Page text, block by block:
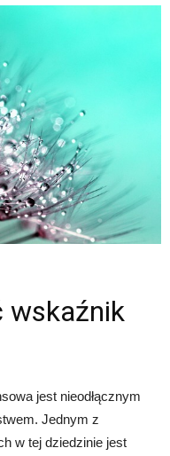
wskaźnik
jest nieodłącznym
Jednym z
w tej dziedzinie jest